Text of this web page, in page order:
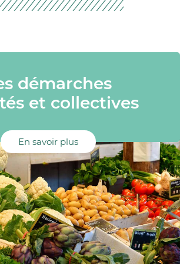
démarches
et collectives
En savoir plus